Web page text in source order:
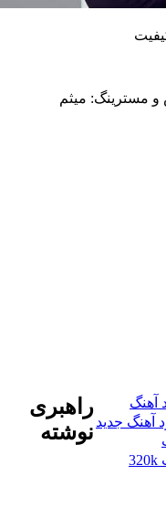
میثم
راهبری
نوشته